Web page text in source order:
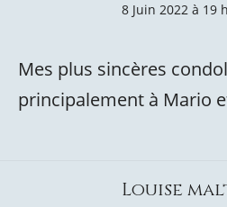
8 Juin 2022 à 19
Mes plus sincères
principalement à Mario
Louise